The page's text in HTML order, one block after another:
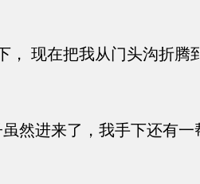
现在把我从门头沟折腾
然进来了，我手下还有一